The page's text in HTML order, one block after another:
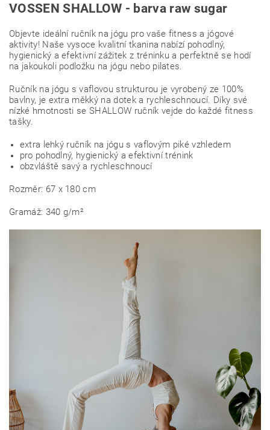
VOSSEN SHALLOW - barva raw sugar
Objevte ideální ručník na jógu pro vaše fitness a jógové
aktivity! Naše vysoce kvalitní tkanina nabízí pohodlný,
hygienický a efektivní zážitek z tréninku a perfektně se hodí
na jakoukoli podložku na jógu nebo pilates.
Ručník na jógu s vaflovou strukturou je vyrobený ze 100%
bavlny, je extra měkký na dotek a rychleschnoucí. Díky své
nízké hmotnosti se SHALLOW ručník vejde do každé fitness
tašky.
extra lehký ručník na jógu s vaflovým piké vzhledem
pro pohodlný, hygienický a efektivní trénink
obzvláště savý a rychleschnoucí
Rozměr: 67 x 180 cm
Gramáž: 340 g/m²